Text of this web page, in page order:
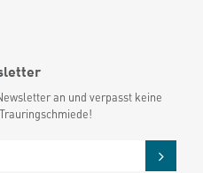
an und verpasst keine